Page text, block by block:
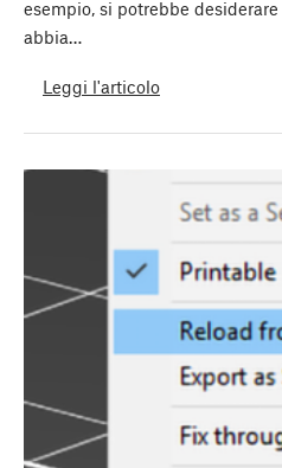
esempio, si potrebbe
abbia…
Leggi l'articolo